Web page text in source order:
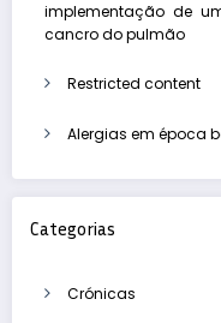
implementação de
cancro do pulmão
Restricted content
Alergias em época
Categorias
Crónicas